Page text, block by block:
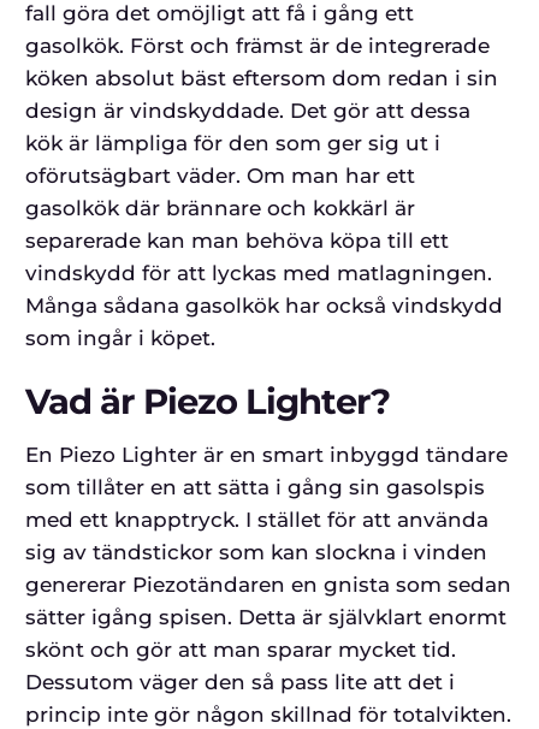
fall göra det omöjligt att få i gång ett
gasolkök. Först och främst är de integrerade
köken absolut bäst eftersom dom redan i sin
design är vindskyddade. Det gör att dessa
kök är lämpliga för den som ger sig ut i
oförutsägbart väder. Om man har ett
gasolkök där brännare och kokkärl är
separerade kan man behöva köpa till ett
vindskydd för att lyckas med matlagningen.
Många sådana gasolkök har också vindskydd
som ingår i köpet.
Vad är Piezo Lighter?
En Piezo Lighter är en smart inbyggd tändare
som tillåter en att sätta i gång sin gasolspis
med ett knapptryck. I stället för att använda
sig av tändstickor som kan slockna i vinden
genererar Piezotändaren en gnista som sedan
sätter igång spisen. Detta är självklart enormt
skönt och gör att man sparar mycket tid.
Dessutom väger den så pass lite att det i
princip inte gör någon skillnad för totalvikten.